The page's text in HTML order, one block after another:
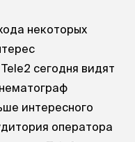
некоторых
сегодня видят
интересного
оператора